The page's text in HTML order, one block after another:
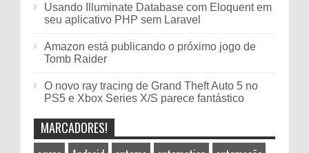
Usando Illuminate Database com Eloquent em
seu aplicativo PHP sem Laravel
Amazon está publicando o próximo jogo de
Tomb Raider
O novo ray tracing de Grand Theft Auto 5 no
PS5 e Xbox Series X/S parece fantástico
MARCADORES!